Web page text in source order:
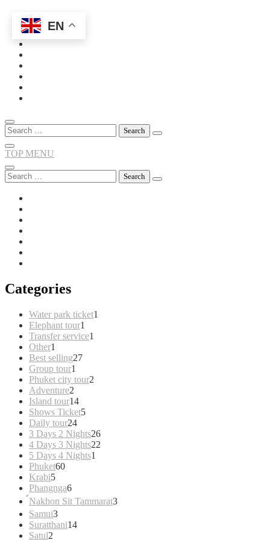
Skip
content
Search
for:
TOP MENU
Search
for:
Categories
Water park ticket1
Elephant tour1
product
Transfer service1
Other1
product
Best selling2727
Group tour1
product
Phuket city tour2
Adventure2
products
Island tour1414
products
Shows Ticket55
Daily tour2424
products
3 Days 2 Nights2626
4 Days 3 Nights22
5 Days 4 Nights1
Phuket6060
Krabi55
products
Phangnga66
products
์Nakhon Sit Tammarat3
Samui33
products
Suratthani1414
Satul2
EN